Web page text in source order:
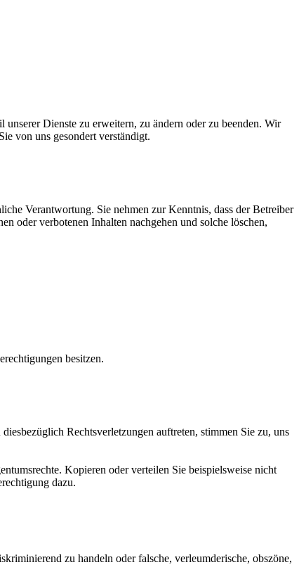
Dienste zu erweitern, zu ändern oder zu beenden. Wir
von uns gesondert verständigt.
Verantwortung. Sie nehmen zur Kenntnis, dass der Betreiber
oder verbotenen Inhalten nachgehen und solche löschen,
besitzen.
Rechtsverletzungen auftreten, stimmen Sie zu, uns
Kopieren oder verteilen Sie beispielsweise nicht
dazu.
zu handeln oder falsche, verleumderische, obszöne,